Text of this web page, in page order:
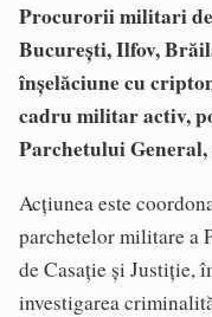
Procurorii militari
București, Ilfov,
înșelăciune cu
cadru militar activ,
Parchetului
Acțiunea este
parchetelor militare a
de Casație și Justiție,
investigarea